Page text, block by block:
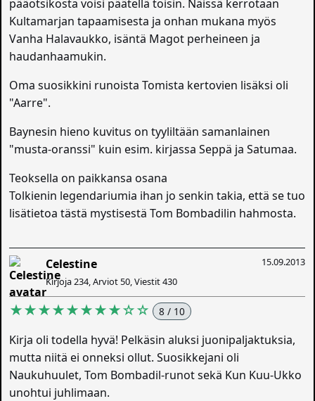
pääotsikosta voisi päätellä toisin. Näissä kerrotaan
Kultamarjan tapaamisesta ja onhan mukana myös
Vanha Halavaukko, isäntä Magot perheineen ja
haudanhaamukin.
Oma suosikkini runoista Tomista kertovien lisäksi oli
"Aarre".
Baynesin hieno kuvitus on tyyliltään samanlainen
"musta-oranssi" kuin esim. kirjassa Seppä ja Satumaa.
Teoksella on paikkansa osana
Tolkienin legendariumia ihan jo senkin takia, että se tuo
lisätietoa tästä mystisestä Tom Bombadilin hahmosta.
15.09.2013
Celestine
Kirjoja 234, Arviot 50, Viestit 430
★★★★★★★★☆☆ 8 / 10
Kirja oli todella hyvä! Pelkäsin aluksi juonipaljaktuksia,
mutta niitä ei onneksi ollut. Suosikkejani oli
Naukuhuulet, Tom Bombadil-runot sekä Kun Kuu-Ukko
unohtui juhlimaan.